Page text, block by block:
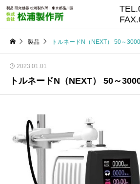
製品 トルネードN（NEXT） 50～
2023.01.01
トルネードN（NEXT） 50～